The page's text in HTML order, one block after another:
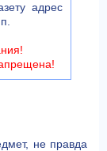
адрес
не правда